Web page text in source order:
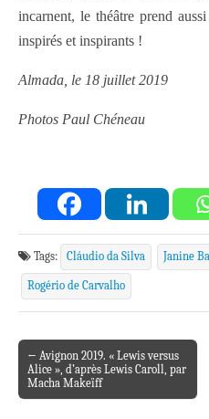
incarnent, le théâtre prend
inspirés et inspirants !
Almada, le 18 juillet 2019
Photos Paul Chéneau
Tags: Cláudio da Silva Janine
Rogério de Carvalho
Post navigation
← Avignon 2019. « Lewis versus
Alice », d’après Lewis Caroll, par
Macha Makeïff